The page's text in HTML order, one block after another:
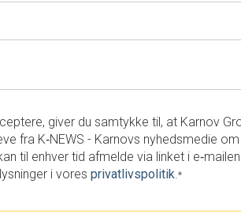
giver du samtykke til, at Karnov
fra K‑NEWS - Karnovs nyhedsmedie
til enhver tid afmelde via linket i
i voresprivatlivspolitik.*